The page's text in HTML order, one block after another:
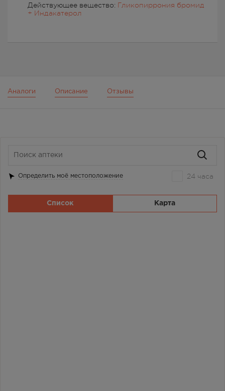
Действующее вещество: Гликопиррония бромид
+ Индакатерол
Аналоги Описание Отзывы
Определить моё местоположение 24 часа
Список Карта